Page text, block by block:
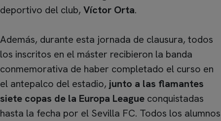
deportivo del club, Víctor Orta.
Además, durante esta jornada de clausura, todos
los inscritos en el máster recibieron la banda
conmemorativa de haber completado el curso en
el antepalco del estadio, junto a las flamantes
siete copas de la Europa League conquistadas
hasta la fecha por el Sevilla FC. Todos los alumnos